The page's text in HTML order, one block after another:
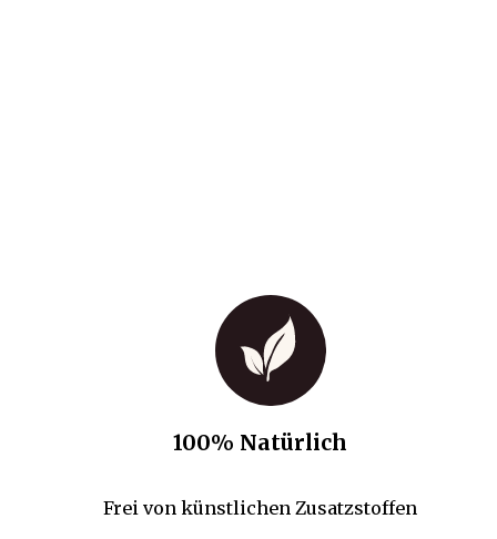
100% Natürlich
Frei von künstlichen Zusatzstoffen